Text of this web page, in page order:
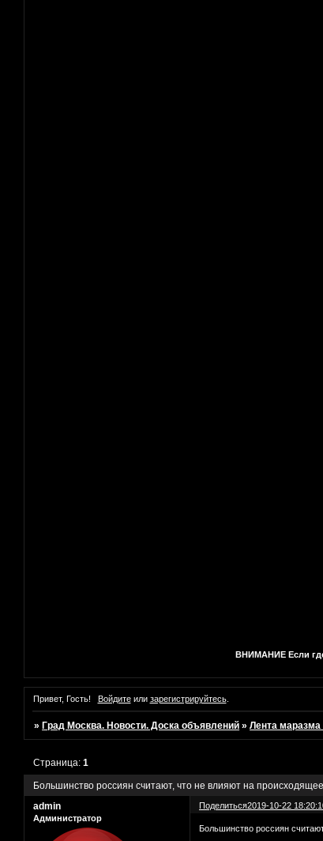
ВНИМАНИЕ Если где
Привет, Гость! Войдитеили зарегистрируйтесь.
» Град Москва. Новости. Доска объявлений »Лента
Большинство россиян считают, что не влияют на
Страница:1
Поделиться2019-10-22
admin
Администратор
Большинство россиян